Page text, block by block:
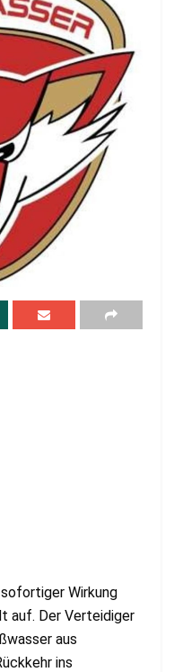
Wirkung
auf. Der Verteidiger
aus
ins